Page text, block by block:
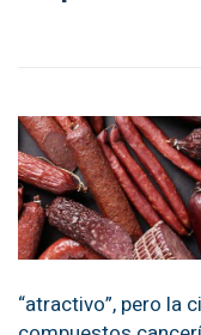
“atractivo”, pero la